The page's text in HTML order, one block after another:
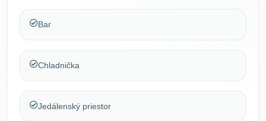
Bar
Chladnička
Jedálenský priestor